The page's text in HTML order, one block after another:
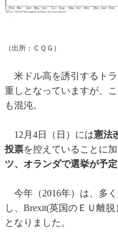
（出所：ＣＱＧ）
米ドル高を誘引するト
重しとなっていますが、
も混沌。
12月4日（日）には憲法
投票を控えていることに加
ツ、オランダで選挙が予定
今年（2016年）は、多
し、Brexit(英国のＥＵ離
となりました。